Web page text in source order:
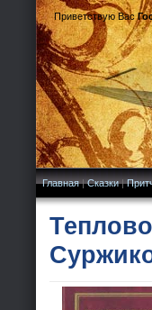
Приветствую Вас
Главная|Сказки|